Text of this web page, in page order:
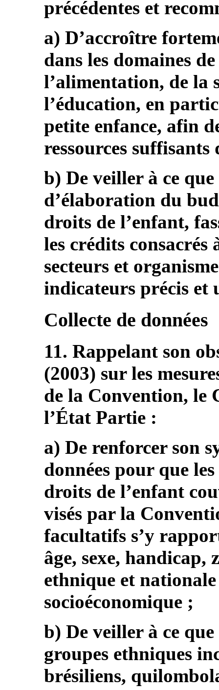
précédentes et
a) D’accroître
dans les domaines
l’alimentation, de la
l’éducation, en
petite enfance, afin
ressources suffisants
b) De veiller à ce
d’élaboration du
droits de l’enfant,
les crédits consacrés
secteurs et
indicateurs précis et
Collecte de données
11. Rappelant son
(2003) sur les
de la Convention, le
l’État Partie :
a) De renforcer son
données pour que
droits de l’enfant
visés par la
facultatifs s’y
âge, sexe, handicap,
ethnique et
socioéconomique ;
b) De veiller à ce
groupes ethniques
brésiliens,